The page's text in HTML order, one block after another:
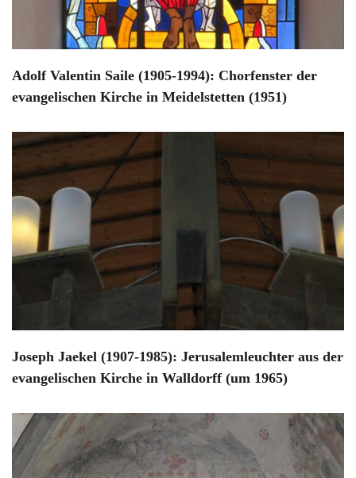
Adolf Valentin Saile (1905-1994): Chorfenster der
evangelischen Kirche in Meidelstetten (1951)
Joseph Jaekel (1907-1985): Jerusalemleuchter aus der
evangelischen Kirche in Walldorff (um 1965)